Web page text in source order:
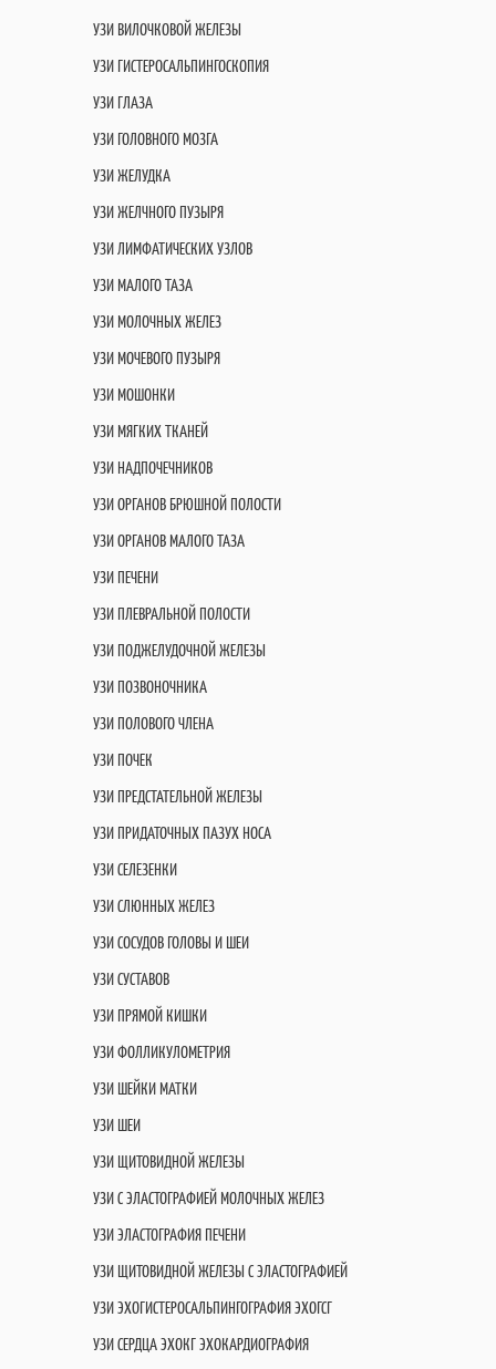
УЗИ ВИЛОЧКОВОЙ ЖЕЛЕЗЫ
УЗИ ГИСТЕРОСАЛЬПИНГОСКОПИЯ
УЗИ ГЛАЗА
УЗИ ГОЛОВНОГО МОЗГА
УЗИ ЖЕЛУДКА
УЗИ ЖЕЛЧНОГО ПУЗЫРЯ
УЗИ ЛИМФАТИЧЕСКИХ УЗЛОВ
УЗИ МАЛОГО ТАЗА
УЗИ МОЛОЧНЫХ ЖЕЛЕЗ
УЗИ МОЧЕВОГО ПУЗЫРЯ
УЗИ МОШОНКИ
УЗИ МЯГКИХ ТКАНЕЙ
УЗИ НАДПОЧЕЧНИКОВ
УЗИ ОРГАНОВ БРЮШНОЙ ПОЛОСТИ
УЗИ ОРГАНОВ МАЛОГО ТАЗА
УЗИ ПЕЧЕНИ
УЗИ ПЛЕВРАЛЬНОЙ ПОЛОСТИ
УЗИ ПОДЖЕЛУДОЧНОЙ ЖЕЛЕЗЫ
УЗИ ПОЗВОНОЧНИКА
УЗИ ПОЛОВОГО ЧЛЕНА
УЗИ ПОЧЕК
УЗИ ПРЕДСТАТЕЛЬНОЙ ЖЕЛЕЗЫ
УЗИ ПРИДАТОЧНЫХ ПАЗУХ НОСА
УЗИ СЕЛЕЗЕНКИ
УЗИ СЛЮННЫХ ЖЕЛЕЗ
УЗИ СОСУДОВ ГОЛОВЫ И ШЕИ
УЗИ СУСТАВОВ
УЗИ ПРЯМОЙ КИШКИ
УЗИ ФОЛЛИКУЛОМЕТРИЯ
УЗИ ШЕЙКИ МАТКИ
УЗИ ШЕИ
УЗИ ЩИТОВИДНОЙ ЖЕЛЕЗЫ
УЗИ С ЭЛАСТОГРАФИЕЙ МОЛОЧНЫХ ЖЕЛЕЗ
УЗИ ЭЛАСТОГРАФИЯ ПЕЧЕНИ
УЗИ ЩИТОВИДНОЙ ЖЕЛЕЗЫ С ЭЛАСТОГРАФИЕЙ
УЗИ ЭХОГИСТЕРОСАЛЬПИНГОГРАФИЯ ЭХОГСГ
УЗИ СЕРДЦА ЭХОКГ ЭХОКАРДИОГРАФИЯ